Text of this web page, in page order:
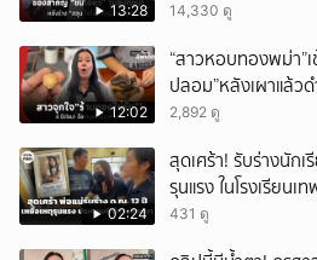
13:28 14,330 ดู
12:02
“สาวหอบทองพม่า”
ปลอม”หลังเผาแล้
มหาศาล!
2,892 ดู
02:24
สุดเศร้า! รับร่างนัก
รุนแรง ในโรงเรียน
ลาดปลาดุก
431 ดู